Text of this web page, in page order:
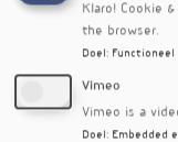
de deelnemers
vastengroep
week minder
bleef onder de
bij hen het
voeding uit de
Klaro! Cookie
the browser.
Doel : Functioneel
Vimeo
Vimeo is a
Doel : Embedded